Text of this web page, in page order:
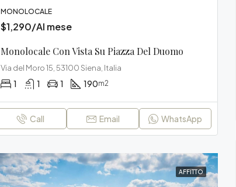
MONOLOCALE
$1,290/Al mese
Monolocale Con Vista Su Piazza Del Duomo
Via del Moro 15, 53100 Siena, Italia
1 1 1 190m2
Call Email WhatsApp
AFFITTO